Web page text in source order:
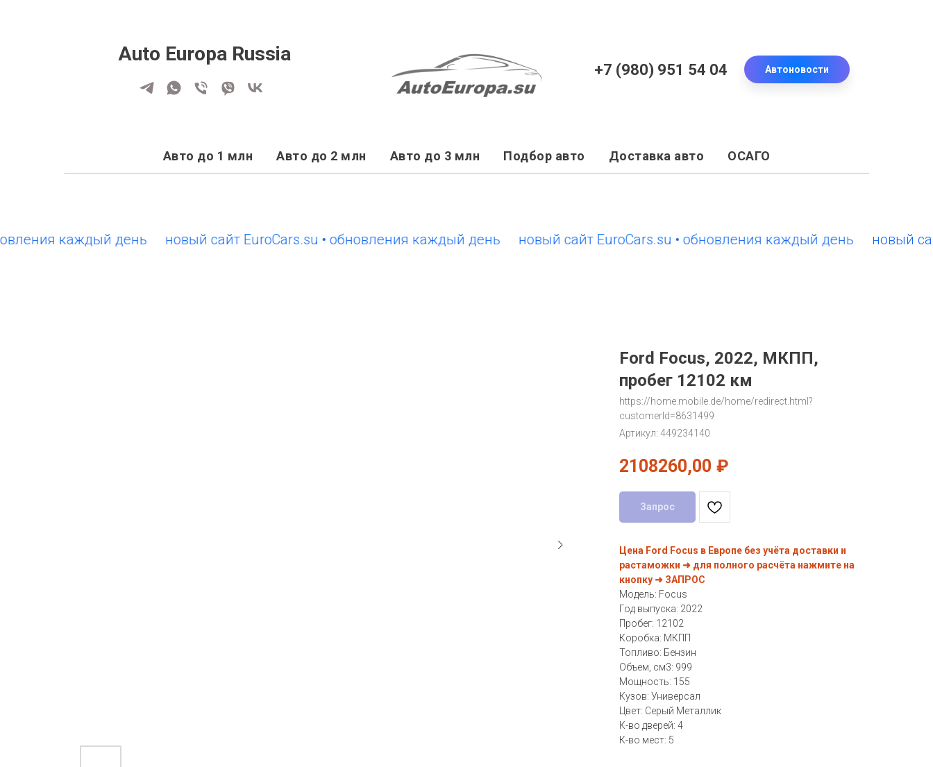
Auto Europa Russia
+7 (980) 951 54 04 Автоновости
Авто до 1 млн Авто до 2 млн Авто до 3 млн Подбор авто Доставка авто ОСАГО
каждый день новый сайт EuroCars.su • обновления каждый день новый сайт EuroCars.su • обновления каждый день новый сайт
Ford Focus, 2022, МКПП,
пробег 12102 км
https://home.mobile.de/home/redirect.html?
customerId=8631499
Артикул: 449234140
2108260,00 ₽
Запрос
Цена Ford Focus в Европе без учёта доставки и
растаможки ➜ для полного расчёта нажмите на
кнопку ➜ ЗАПРОС
Модель: Focus
Год выпуска: 2022
Пробег: 12102
Коробка: МКПП
Топливо: Бензин
Объем, см3: 999
Мощность: 155
Кузов: Универсал
Цвет: Серый Металлик
К-во дверей: 4
К-во мест: 5